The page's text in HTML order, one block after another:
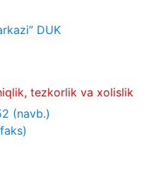
DUK
tezkorlik va xolislik
(navb.)